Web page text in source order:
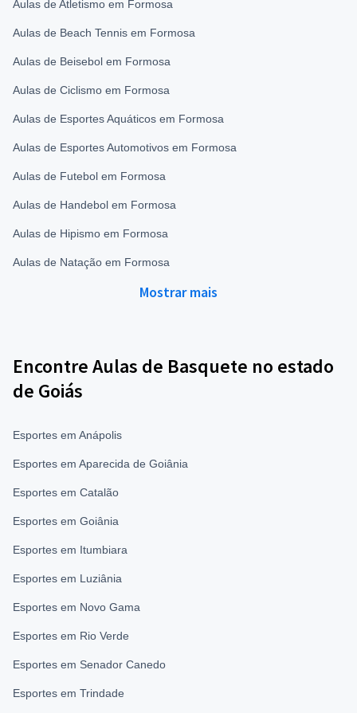
Aulas de Atletismo em Formosa
Aulas de Beach Tennis em Formosa
Aulas de Beisebol em Formosa
Aulas de Ciclismo em Formosa
Aulas de Esportes Aquáticos em Formosa
Aulas de Esportes Automotivos em Formosa
Aulas de Futebol em Formosa
Aulas de Handebol em Formosa
Aulas de Hipismo em Formosa
Aulas de Natação em Formosa
Mostrar mais
Encontre Aulas de Basquete no estado
de Goiás
Esportes em Anápolis
Esportes em Aparecida de Goiânia
Esportes em Catalão
Esportes em Goiânia
Esportes em Itumbiara
Esportes em Luziânia
Esportes em Novo Gama
Esportes em Rio Verde
Esportes em Senador Canedo
Esportes em Trindade